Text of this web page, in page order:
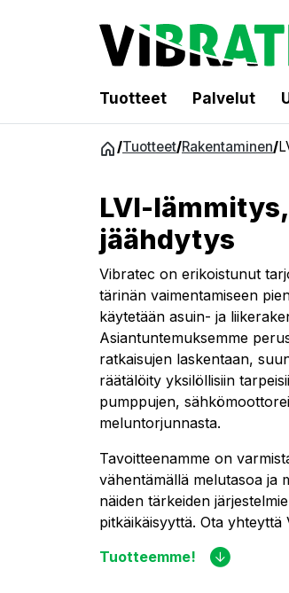
Tuotteet Palvelut
/Tuotteet/Rakentaminen/
LVI-
jäähdytys
Vibratec on erikoistunut
tärinän vaimentamiseen
käytetään asuin- ja
Asiantuntemuksemme
ratkaisujen laskentaan,
räätälöity yksilöllisiin
pumppujen,
meluntorjunnasta.
Tavoitteenamme on
vähentämällä melutasoa ja
näiden tärkeiden
pitkäikäisyyttä. Ota yhteyttä
Tuotteemme!